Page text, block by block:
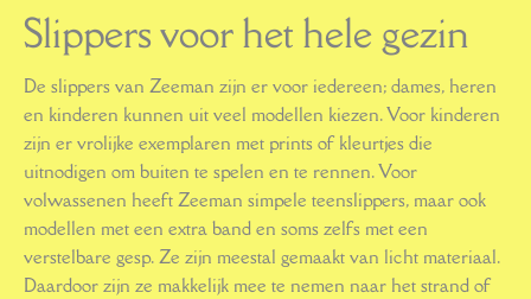
Slippers voor het hele gezin
De slippers van Zeeman zijn er voor iedereen; dames, heren
en kinderen kunnen uit veel modellen kiezen. Voor kinderen
zijn er vrolijke exemplaren met prints of kleurtjes die
uitnodigen om buiten te spelen en te rennen. Voor
volwassenen heeft Zeeman simpele teenslippers, maar ook
modellen met een extra band en soms zelfs met een
verstelbare gesp. Ze zijn meestal gemaakt van licht materiaal.
Daardoor zijn ze makkelijk mee te nemen naar het strand of